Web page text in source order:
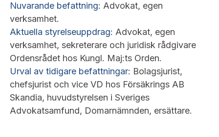
Nuvarande befattning: Advokat, egen
verksamhet.
Aktuella styrelseuppdrag: Advokat, egen
verksamhet, sekreterare och juridisk rådgivare
Ordensrådet hos Kungl. Maj:ts Orden.
Urval av tidigare befattningar: Bolagsjurist,
chefsjurist och vice VD hos Försäkrings AB
Skandia, huvudstyrelsen i Sveriges
Advokatsamfund, Domarnämnden, ersättare.